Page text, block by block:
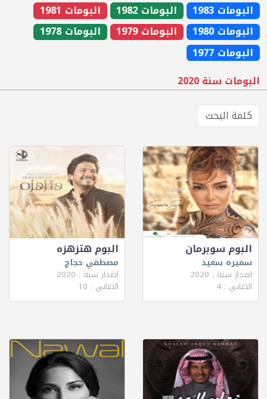
البومات 1983
البومات 1982
البومات 1981
البومات 1980
البومات 1979
البومات 1978
البومات 1977
البومات سنة 2020
البوم سوبرمان
سميره سعيد
اصدار سنة : 2020
الاغاني : 4
البوم هتزهزه
مصطفي حجاج
اصدار سنة : 2020
الاغاني : 10